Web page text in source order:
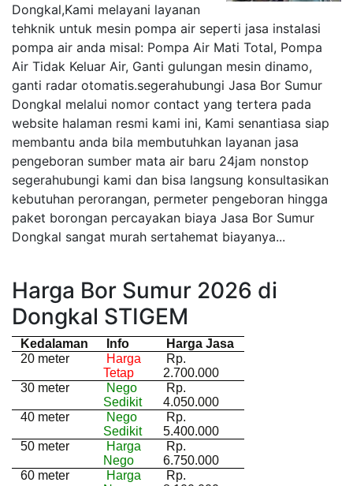
Dongkal,Kami melayani layanan
tehknik untuk mesin pompa air seperti jasa instalasi
pompa air anda misal: Pompa Air Mati Total, Pompa
Air Tidak Keluar Air, Ganti gulungan mesin dinamo,
ganti radar otomatis.segerahubungi Jasa Bor Sumur
Dongkal melalui nomor contact yang tertera pada
website halaman resmi kami ini, Kami senantiasa siap
membantu anda bila membutuhkan layanan jasa
pengeboran sumber mata air baru 24jam nonstop
segerahubungi kami dan bisa langsung konsultasikan
kebutuhan perorangan, permeter pengeboran hingga
paket borongan percayakan biaya Jasa Bor Sumur
Dongkal sangat murah sertahemat biayanya...
Harga Bor Sumur 2026 di
Dongkal STIGEM
Kedalaman Info
Harga Jasa
20 meter
Harga
Tetap
Rp.
2.700.000
30 meter
Nego
Sedikit
Rp.
4.050.000
40 meter
Nego
Sedikit
Rp.
5.400.000
50 meter
Harga
Nego
Rp.
6.750.000
60 meter
Harga
Rp.